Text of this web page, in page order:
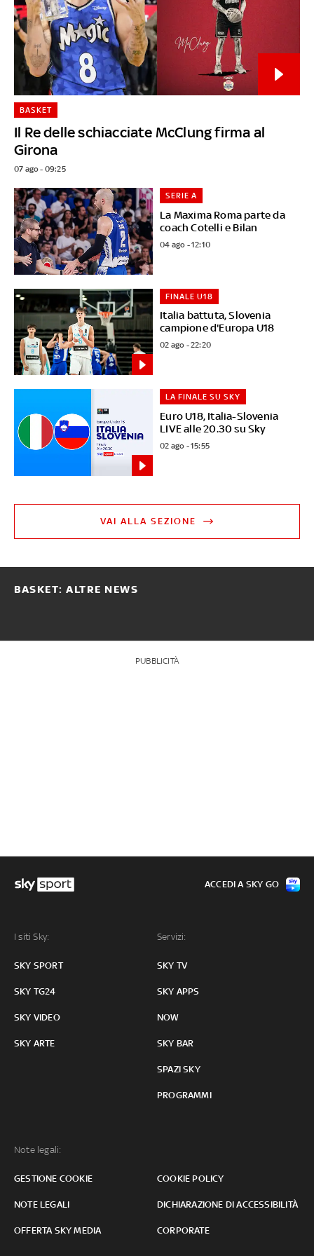
Il Re delle schiacciate McClung firma al
Girona
BASKET
07 ago - 09:25
La Maxima Roma parte da
coach Cotelli e Bilan
SERIE A
04 ago - 12:10
Italia battuta, Slovenia
campione d'Europa U18
FINALE U18
02 ago - 22:20
Euro U18, Italia-Slovenia
LIVE alle 20.30 su Sky
LA FINALE SU SKY
02 ago - 15:55
VAI ALLA SEZIONE
BASKET: ALTRE NEWS
PUBBLICITÀ
I siti Sky:
SKY SPORT
SKY TG24
SKY VIDEO
SKY ARTE
Servizi:
SKY TV
SKY APPS
NOW
SKY BAR
SPAZI SKY
PROGRAMMI
Note legali:
GESTIONE COOKIE COOKIE POLICY
NOTE LEGALI DICHIARAZIONE DI ACCESSIBILITÀ
OFFERTA SKY MEDIA CORPORATE
ACCEDI A SKY GO